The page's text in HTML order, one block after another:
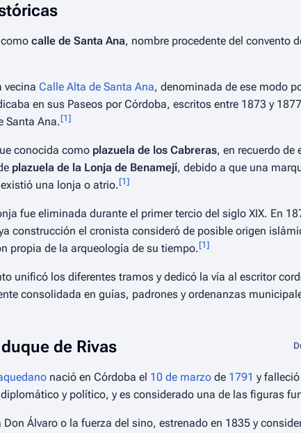
calle de Santa Ana, nombre procedente del convento
vecina Calle Alta de Santa Ana, denominada de ese modo
en sus Paseos por Córdoba, escritos entre 1873 y
Santa Ana.[1]
conocida como plazuela de los Cabreras, en recuerdo
plazuela de la Lonja de Benamejí, debido a que una
una lonja o atrio.[1]
fue eliminada durante el primer tercio del siglo XIX. En
construcción el cronista consideró de posible origen
propia de la arqueología de su tiempo.[1]
unificó los diferentes tramos y dedicó la vía al escritor
consolidada en guías, padrones y ordenanzas
de Rivas
nació en Córdoba el 10 de marzo de 1791 y
y político, y es considerado una de las figuras
Don Álvaro o la fuerza del sino, estrenado en 1835 y